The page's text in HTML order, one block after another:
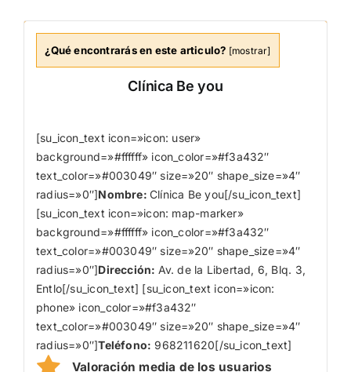
¿Qué encontrarás en este articulo? [mostrar]
Clínica Be you
[su_icon_text icon=»icon: user»
background=»#ffffff» icon_color=»#f3a432″
text_color=»#003049″ size=»20″ shape_size=»4″
radius=»0″]Nombre: Clínica Be you[/su_icon_text]
[su_icon_text icon=»icon: map-marker»
background=»#ffffff» icon_color=»#f3a432″
text_color=»#003049″ size=»20″ shape_size=»4″
radius=»0″]Dirección: Av. de la Libertad, 6, Blq. 3,
Entlo[/su_icon_text] [su_icon_text icon=»icon:
phone» icon_color=»#f3a432″
text_color=»#003049″ size=»20″ shape_size=»4″
radius=»0″]Teléfono: 968211620[/su_icon_text]
Valoración media de los usuarios